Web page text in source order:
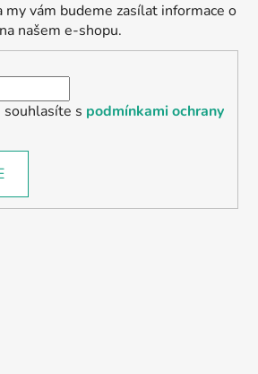
vám budeme zasílat informace o
našem e-shopu.
s podmínkami ochrany